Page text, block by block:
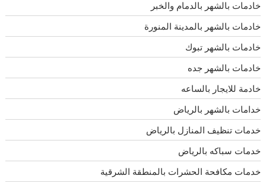
خادمات بالشهر بالدمام والخبر
خادمات بالشهر بالمدينة المنورة
خادمات بالشهر تبوك
خادمات بالشهر جده
خادمة للايجار بالساعه
خدامات بالشهر بالرياض
خدمات تنظيف المنازل بالرياض
خدمات سباكه بالرياض
خدمات مكافحة الحشرات بالمنطقة الشرقية